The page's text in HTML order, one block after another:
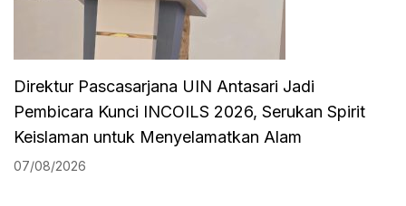
Direktur Pascasarjana UIN Antasari Jadi
Pembicara Kunci INCOILS 2026, Serukan Spirit
Keislaman untuk Menyelamatkan Alam
07/08/2026